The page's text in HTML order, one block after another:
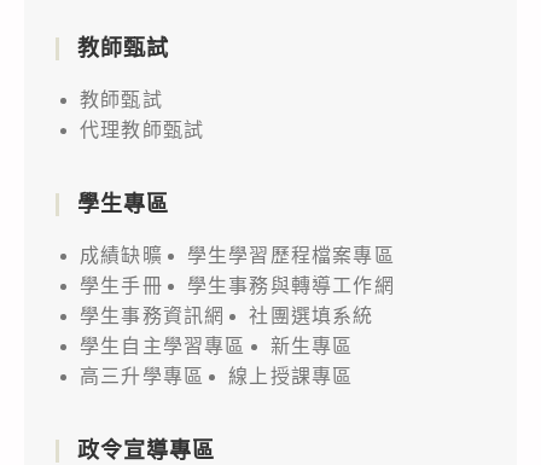
教師甄試
教師甄試
代理教師甄試
學生專區
成績缺曠
學生學習歷程檔案專區
學生手冊
學生事務與轉導工作網
學生事務資訊網
社團選填系統
學生自主學習專區
新生專區
高三升學專區
線上授課專區
政令宣導專區